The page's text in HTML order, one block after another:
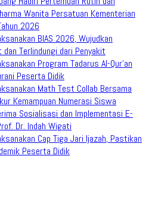
Wanita Persatuan Kementerian
2026
BIAS 2026, Wujudkan
Terlindungi dari Penyakit
Program Tadarus Al-Qur’an
Peserta Didik
Math Test Collab Bersama
Kemampuan Numerasi Siswa
Sosialisasi dan Implementasi E-
Dr. Indah Wigati
Cap Tiga Jari Ijazah, Pastikan
Peserta Didik